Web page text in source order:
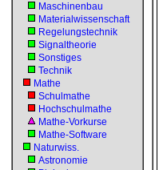
Maschinenbau
Materialwissenschaft
Regelungstechnik
Signaltheorie
Sonstiges
Technik
Mathe
Schulmathe
Hochschulmathe
Mathe-Vorkurse
Mathe-Software
Naturwiss.
Astronomie